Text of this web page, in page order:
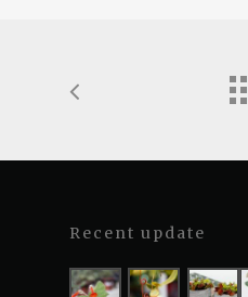
Recent update